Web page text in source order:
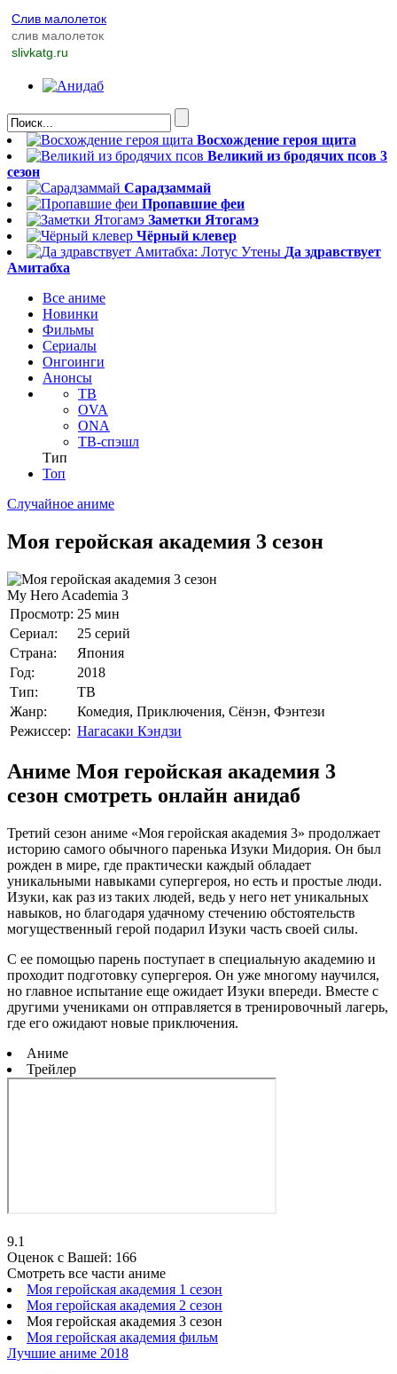
Слив малолеток
слив малолеток
slivkatg.ru
Восхождение героя щита
Великий из бродячих псов 3
сезон
Сарадзаммай
Пропавшие феи
Заметки Ятогамэ
Чёрный клевер
Да здравствует
Амитабха
Все аниме
Новинки
Фильмы
Сериалы
Онгоинги
Анонсы
ТВ
OVA
ONA
ТВ-спэшл
Тип
Топ
Случайное аниме
Моя геройская академия 3 сезон
My Hero Academia 3
Просмотр: 25 мин
Сериал:
25 серий
Страна:
Япония
Год:
2018
Тип:
ТВ
Жанр:
Комедия, Приключения, Сёнэн, Фэнтези
Режиссер: Нагасаки Кэндзи
Аниме Моя геройская академия 3
сезон смотреть онлайн анидаб
Третий сезон аниме «Моя геройская академия 3» продолжает
историю самого обычного паренька Изуки Мидория. Он был
рожден в мире, где практически каждый обладает
уникальными навыками супергероя, но есть и простые люди.
Изуки, как раз из таких людей, ведь у него нет уникальных
навыков, но благодаря удачному стечению обстоятельств
могущественный герой подарил Изуки часть своей силы.
С ее помощью парень поступает в специальную академию и
проходит подготовку супергероя. Он уже многому научился,
но главное испытание еще ожидает Изуки впереди. Вместе с
другими учениками он отправляется в тренировочный лагерь,
где его ожидают новые приключения.
Аниме
Трейлер
9.1
Оценок с Вашей: 166
Смотреть все части аниме
Моя геройская академия 1 сезон
Моя геройская академия 2 сезон
Моя геройская академия 3 сезон
Моя геройская академия фильм
Лучшие аниме 2018